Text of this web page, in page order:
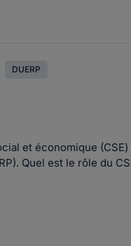
DUERP
et économique
Quel est le rôle du